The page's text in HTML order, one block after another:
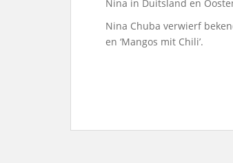
Nina in Duitsland en
Nina Chuba verwierf
en ‘Mangos mit Chili’.